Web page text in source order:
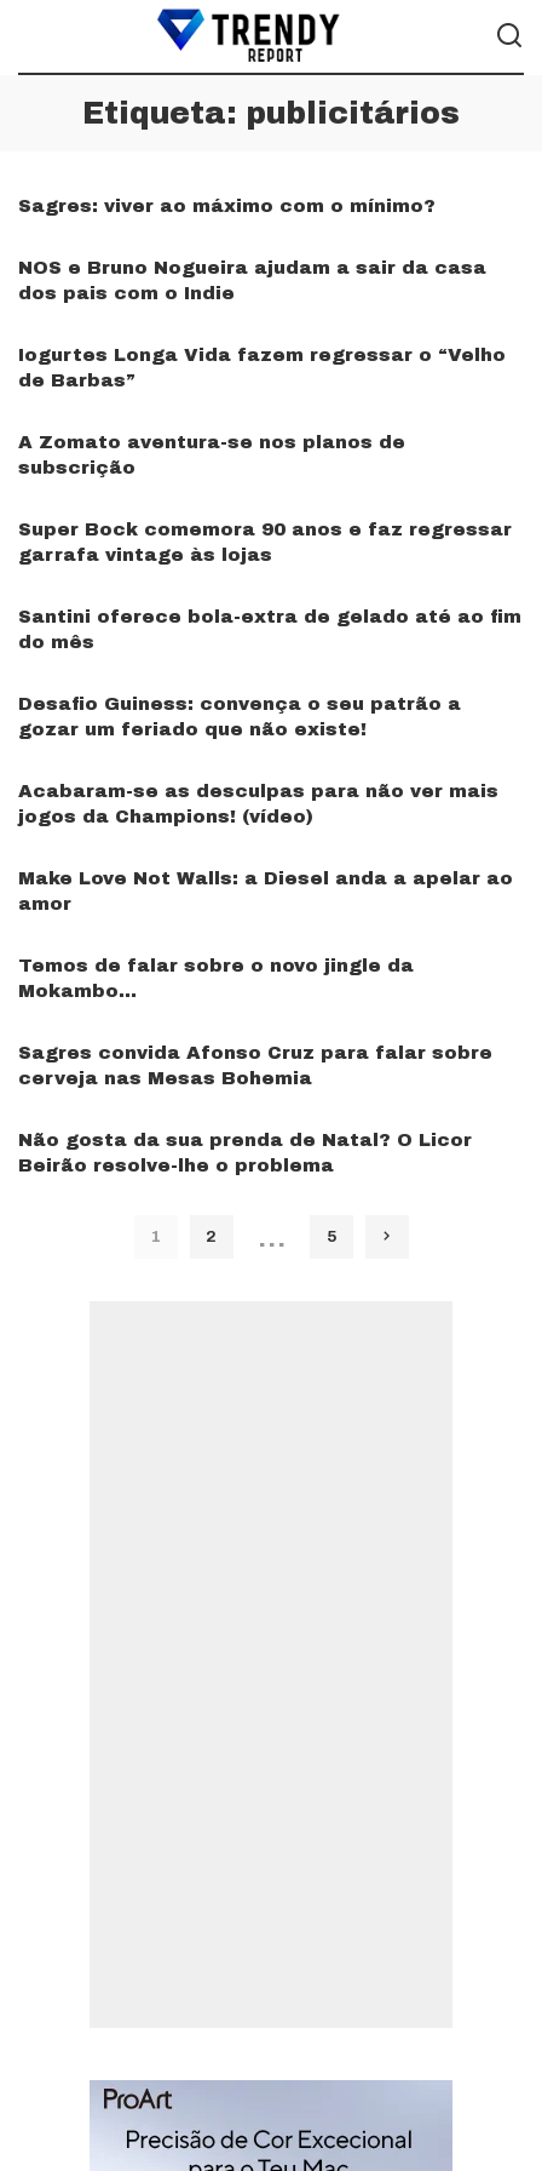
Etiqueta: publicitários
Sagres: viver ao máximo com o mínimo?
NOS e Bruno Nogueira ajudam a sair da casa
dos pais com o Indie
Iogurtes Longa Vida fazem regressar o “Velho
de Barbas”
A Zomato aventura-se nos planos de
subscrição
Super Bock comemora 90 anos e faz regressar
garrafa vintage às lojas
Santini oferece bola-extra de gelado até ao fim
do mês
Desafio Guiness: convença o seu patrão a
gozar um feriado que não existe!
Acabaram-se as desculpas para não ver mais
jogos da Champions! (vídeo)
Make Love Not Walls: a Diesel anda a apelar ao
amor
Temos de falar sobre o novo jingle da
Mokambo…
Sagres convida Afonso Cruz para falar sobre
cerveja nas Mesas Bohemia
Não gosta da sua prenda de Natal? O Licor
Beirão resolve-lhe o problema
1 2 … 5